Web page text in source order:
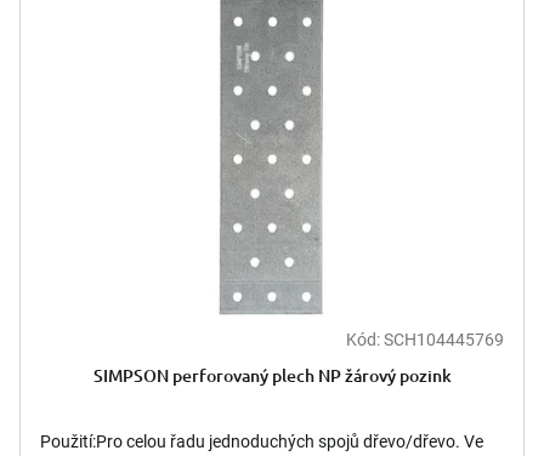
Kód:SCH104445769
SIMPSON perforovaný plech NP žárový pozink
Použití:Pro celou řadu jednoduchých spojů dřevo/dřevo. Ve